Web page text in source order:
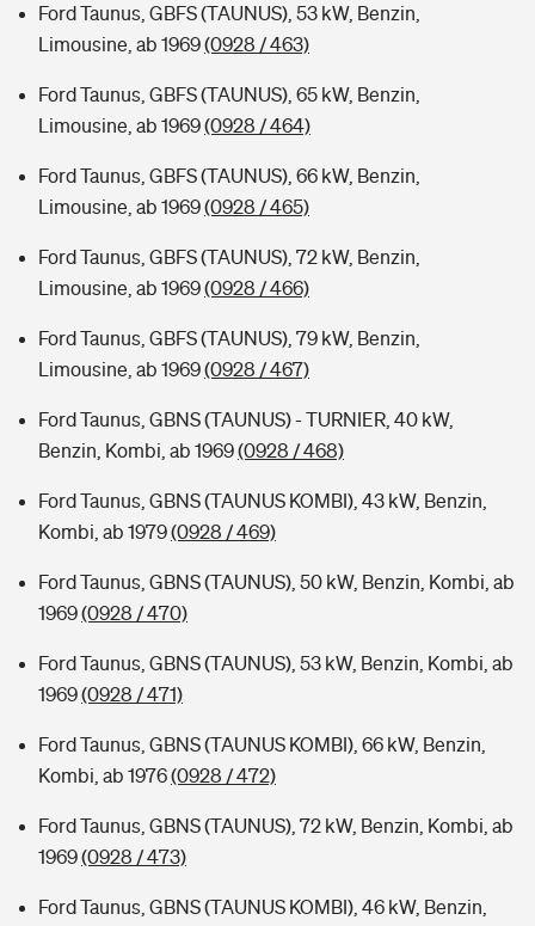
Ford Taunus, GBFS (TAUNUS), 53 kW, Benzin,
Limousine, ab 1969(0928 / 463)
Ford Taunus, GBFS (TAUNUS), 65 kW, Benzin,
Limousine, ab 1969(0928 / 464)
Ford Taunus, GBFS (TAUNUS), 66 kW, Benzin,
Limousine, ab 1969(0928 / 465)
Ford Taunus, GBFS (TAUNUS), 72 kW, Benzin,
Limousine, ab 1969(0928 / 466)
Ford Taunus, GBFS (TAUNUS), 79 kW, Benzin,
Limousine, ab 1969(0928 / 467)
Ford Taunus, GBNS (TAUNUS) - TURNIER, 40 kW,
Benzin, Kombi, ab 1969(0928 / 468)
Ford Taunus, GBNS (TAUNUS KOMBI), 43 kW, Benzin,
Kombi, ab 1979(0928 / 469)
Ford Taunus, GBNS (TAUNUS), 50 kW, Benzin, Kombi, ab
1969(0928 / 470)
Ford Taunus, GBNS (TAUNUS), 53 kW, Benzin, Kombi, ab
1969(0928 / 471)
Ford Taunus, GBNS (TAUNUS KOMBI), 66 kW, Benzin,
Kombi, ab 1976(0928 / 472)
Ford Taunus, GBNS (TAUNUS), 72 kW, Benzin, Kombi, ab
1969(0928 / 473)
Ford Taunus, GBNS (TAUNUS KOMBI), 46 kW, Benzin,